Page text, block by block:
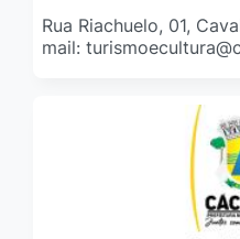
Rua Riachuelo, 01,
mail: